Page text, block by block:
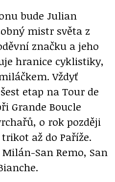
bude Julian
mistr světa z
značku a jeho
hranice cyklistiky,
Vždyť
etap na Tour de
Grande Boucle
o rok později
až do Paříže.
San Remo, San